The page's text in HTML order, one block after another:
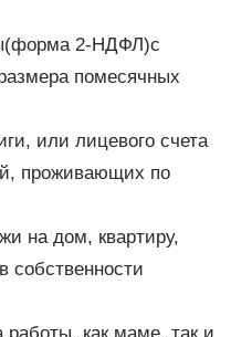
2-НДФЛ)с
помесячных
или лицевого счета
проживающих по
на дом, квартиру,
собственности